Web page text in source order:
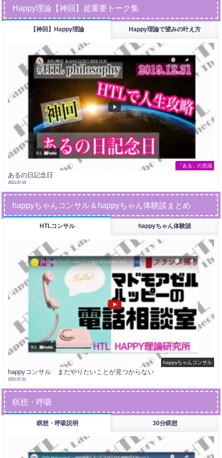
Happy理論【神回】超重要トーク集
【神回】Happy理論 Happy理論で望みの叶え方
「ある」の意識
あるの日記念日
2021.07.19
happyちゃんコンサル＆happyちゃん体験談まとめ
HTLコンサル happyちゃん体験談
happyちゃんコンサル
happyコンサル まだやりたいことが見つからない
2021.07.31
瞑想・呼吸
瞑想・呼吸説明 30分瞑想